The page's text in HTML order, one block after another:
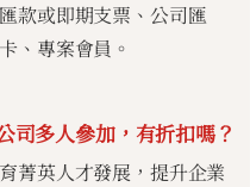
款或即期支票、公司匯
、專案會員。
司多人參加，有折扣嗎？
菁英人才發展，提升企業